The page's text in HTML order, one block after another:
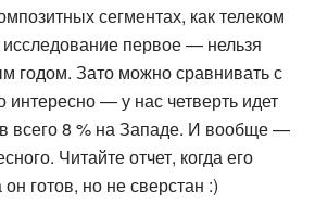
сегментах, как телеком
исследование первое — нельзя
годом. Зато можно сравнивать с
интересно — у нас четверть идет
всего 8 % на Западе. И вообще —
Читайте отчет, когда его
готов, но не сверстан :)